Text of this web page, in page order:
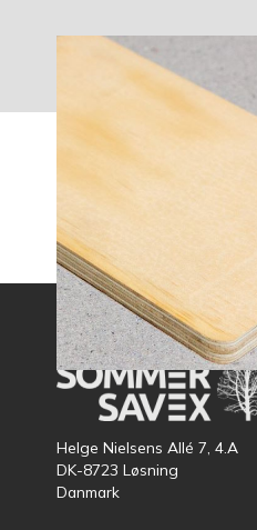
Fandt du
Kontakt os, hvis du har
Helge Nielsens Allé 7, 4.A
DK-8723 Løsning
Danmark